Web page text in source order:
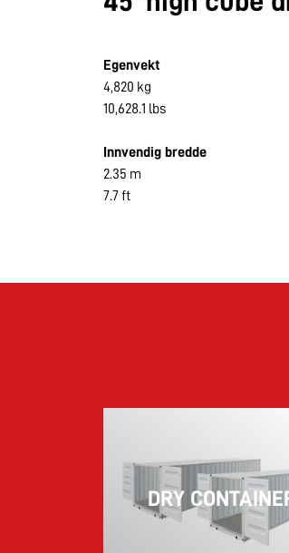
Egenvekt
4,820 kg
10,628.1 lbs
Innvendig bredde
2.35 m
7.7 ft
DRY